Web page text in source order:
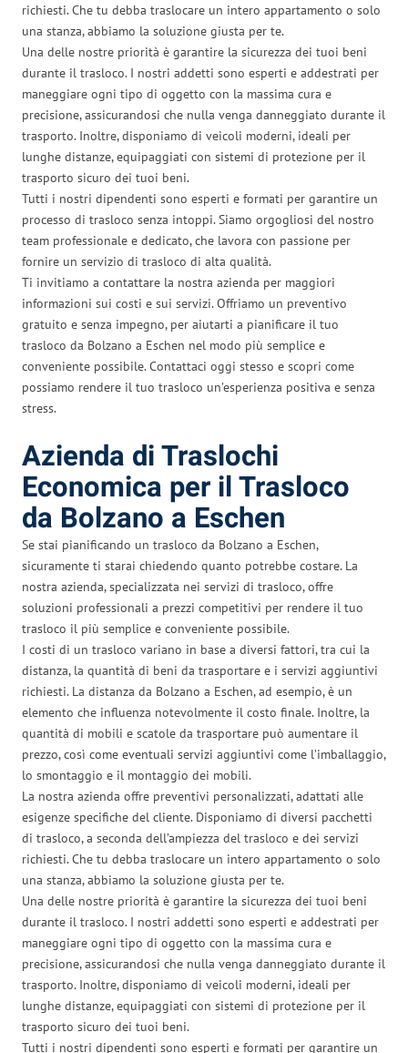
richiesti. Che tu debba traslocare un intero appartamento o solo
una stanza, abbiamo la soluzione giusta per te.
Una delle nostre priorità è garantire la sicurezza dei tuoi beni
durante il trasloco. I nostri addetti sono esperti e addestrati per
maneggiare ogni tipo di oggetto con la massima cura e
precisione, assicurandosi che nulla venga danneggiato durante il
trasporto. Inoltre, disponiamo di veicoli moderni, ideali per
lunghe distanze, equipaggiati con sistemi di protezione per il
trasporto sicuro dei tuoi beni.
Tutti i nostri dipendenti sono esperti e formati per garantire un
processo di trasloco senza intoppi. Siamo orgogliosi del nostro
team professionale e dedicato, che lavora con passione per
fornire un servizio di trasloco di alta qualità.
Ti invitiamo a contattare la nostra azienda per maggiori
informazioni sui costi e sui servizi. Offriamo un preventivo
gratuito e senza impegno, per aiutarti a pianificare il tuo
trasloco da Bolzano a Eschen nel modo più semplice e
conveniente possibile. Contattaci oggi stesso e scopri come
possiamo rendere il tuo trasloco un’esperienza positiva e senza
stress.
Azienda di Traslochi
Economica per il Trasloco
da Bolzano a Eschen
Se stai pianificando un trasloco da Bolzano a Eschen,
sicuramente ti starai chiedendo quanto potrebbe costare. La
nostra azienda, specializzata nei servizi di trasloco, offre
soluzioni professionali a prezzi competitivi per rendere il tuo
trasloco il più semplice e conveniente possibile.
I costi di un trasloco variano in base a diversi fattori, tra cui la
distanza, la quantità di beni da trasportare e i servizi aggiuntivi
richiesti. La distanza da Bolzano a Eschen, ad esempio, è un
elemento che influenza notevolmente il costo finale. Inoltre, la
quantità di mobili e scatole da trasportare può aumentare il
prezzo, così come eventuali servizi aggiuntivi come l’imballaggio,
lo smontaggio e il montaggio dei mobili.
La nostra azienda offre preventivi personalizzati, adattati alle
esigenze specifiche del cliente. Disponiamo di diversi pacchetti
di trasloco, a seconda dell’ampiezza del trasloco e dei servizi
richiesti. Che tu debba traslocare un intero appartamento o solo
una stanza, abbiamo la soluzione giusta per te.
Una delle nostre priorità è garantire la sicurezza dei tuoi beni
durante il trasloco. I nostri addetti sono esperti e addestrati per
maneggiare ogni tipo di oggetto con la massima cura e
precisione, assicurandosi che nulla venga danneggiato durante il
trasporto. Inoltre, disponiamo di veicoli moderni, ideali per
lunghe distanze, equipaggiati con sistemi di protezione per il
trasporto sicuro dei tuoi beni.
Tutti i nostri dipendenti sono esperti e formati per garantire un